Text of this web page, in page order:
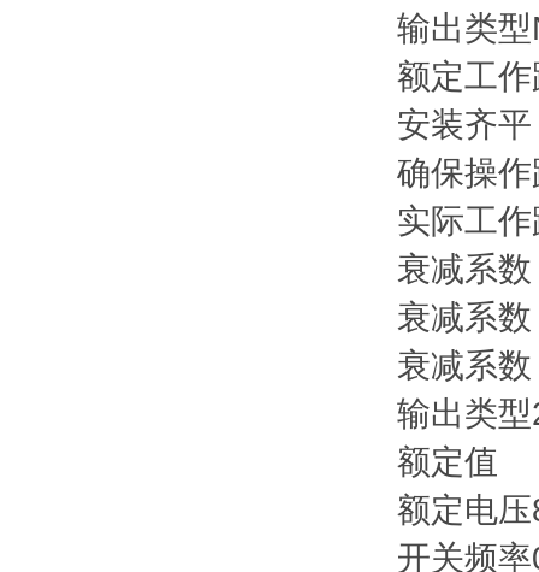
输出类型
额定工
安装齐平
确保操
实际工
衰减系
衰减系
衰减系
输出类型
额定值
额定电压
开关频率